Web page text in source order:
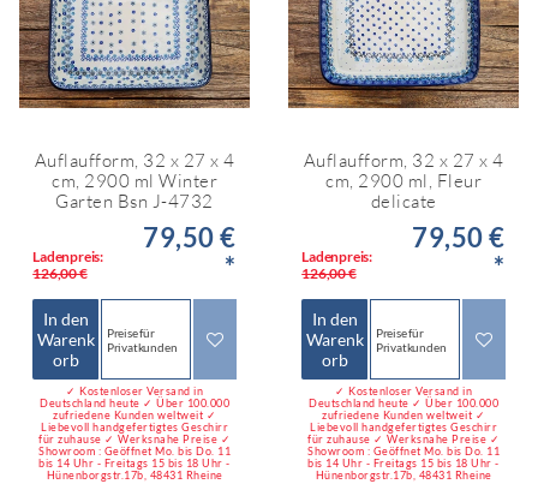
Auflaufform, 32 x 27 x 4
cm, 2900 ml Winter
Garten Bsn J-4732
Ladenpreis:
126,00 €
79,50 €
*
In den
Warenk
orb
Preise für
Privatkunden
✓ Kostenloser Versand in
Deutschland heute ✓ Über 100.000
zufriedene Kunden weltweit ✓
Liebevoll handgefertigtes Geschirr
für zuhause ✓ Werksnahe Preise ✓
Showroom : Geöffnet Mo. bis Do. 11
bis 14 Uhr - Freitags 15 bis 18 Uhr -
Hünenborgstr.17b, 48431 Rheine
Auflaufform, 32 x 27 x 4
cm, 2900 ml, Fleur
delicate
Ladenpreis:
126,00 €
79,50 €
*
In den
Warenk
orb
Preise für
Privatkunden
✓ Kostenloser Versand in
Deutschland heute ✓ Über 100.000
zufriedene Kunden weltweit ✓
Liebevoll handgefertigtes Geschirr
für zuhause ✓ Werksnahe Preise ✓
Showroom : Geöffnet Mo. bis Do. 11
bis 14 Uhr - Freitags 15 bis 18 Uhr -
Hünenborgstr.17b, 48431 Rheine